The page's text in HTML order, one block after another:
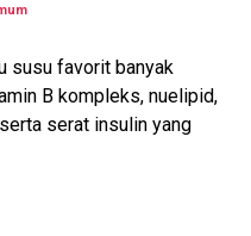
susu favorit banyak
B kompleks, nuelipid,
serat insulin yang